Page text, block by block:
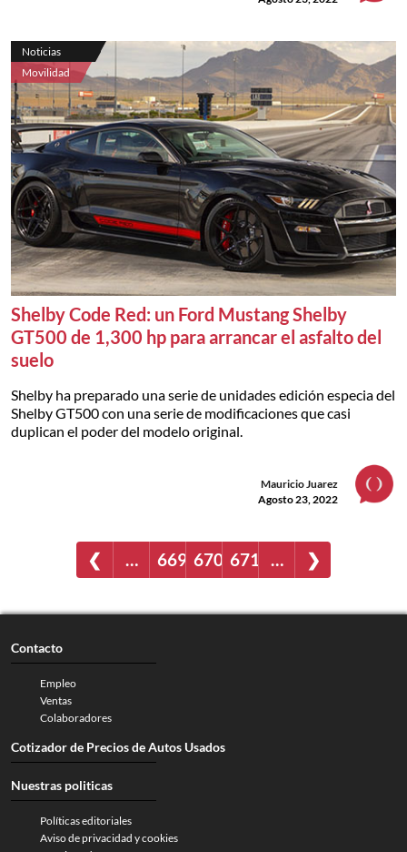
Noticias
Movilidad
Shelby Code Red: un Ford Mustang Shelby
GT500 de 1,300 hp para arrancar el asfalto del
suelo
Shelby ha preparado una serie de unidades edición especia del
Shelby GT500 con una serie de modificaciones que casi
duplican el poder del modelo original.
Mauricio Juarez
Agosto 23, 2022
❮ … 669 670 671 … ❯
Contacto
Empleo
Ventas
Colaboradores
Cotizador de Precios de Autos Usados
Nuestras politicas
Políticas editoriales
Aviso de privacidad y cookies